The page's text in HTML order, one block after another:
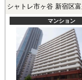
ます！ ◆東向きバルコニーで陽当たり・通風・眺望良好！ ◎その他 駐車
月額500円 ※要空き確認 外部居
ローリング（天然木使
様） ・フロアタイル
（鏡面仕様） ・給湯器
付） ・装飾タイル設
房乾燥機 ・洗面化粧台
な部分のみ） ・全居
レ ・照明器具付き（
シャトレ市ヶ谷 新宿区
マンション